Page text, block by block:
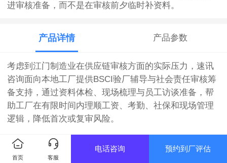
进审核准备，而不是在审核前夕临时补资料。
产品详情 产品参数
考虑到江门制造业在供应链审核方面的实际压力，速讯
咨询面向本地工厂提供BSCI验厂辅导与社会责任审核筹
备支持，通过资料体检、现场梳理与员工访谈准备，帮
助工厂在有限时间内理顺工资、考勤、社保和现场管理
逻辑，降低首次或复审风险。
【服务简介】
首页 客服
电话咨询 预约到厂评估